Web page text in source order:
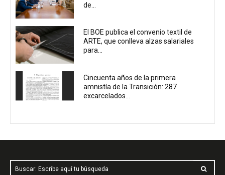
de...
El BOE publica el convenio textil de
ARTE, que conlleva alzas salariales
para...
Cincuenta años de la primera
amnistía de la Transición: 287
excarcelados...
Buscar: Escribe aquí tu búsqueda